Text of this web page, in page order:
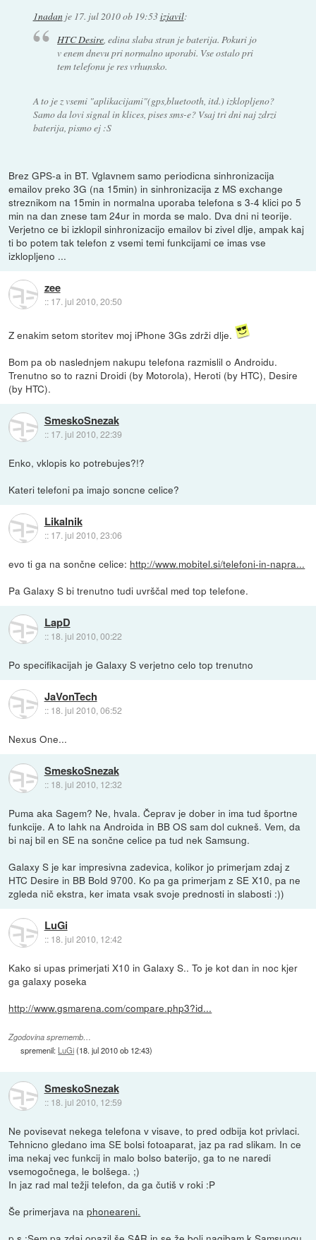
1nadanje 17. jul 2010 ob 19:53izjavil:
HTC Desire , edina slaba stran je baterija. Pokuri jo
v enem dnevu pri normalno uporabi. Vse ostalo pri
tem telefonu je res vrhunsko.
A to je z vsemi "aplikacijami"(gps,bluetooth, itd.) izklopljeno?
Samo da lovi signal in klices, pises sms-e? Vsaj tri dni naj zdrzi
baterija, pismo ej :S
Brez GPS-a in BT. Vglavnem samo periodicna sinhronizacija
emailov preko 3G (na 15min) in sinhronizacija z MS exchange
streznikom na 15min in normalna uporaba telefona s 3-4 klici po 5
min na dan znese tam 24ur in morda se malo. Dva dni ni teorije.
Verjetno ce bi izklopil sinhronizacijo emailov bi zivel dlje, ampak kaj
ti bo potem tak telefon z vsemi temi funkcijami ce imas vse
izklopljeno ...
zee
:: 17. jul 2010, 20:50
Z enakim setom storitev moj iPhone 3Gs zdrži dlje.
Bom pa ob naslednjem nakupu telefona razmislil o Androidu.
Trenutno so to razni Droidi (by Motorola), Heroti (by HTC), Desire
(by HTC).
SmeskoSnezak
:: 17. jul 2010, 22:39
Enko, vklopis ko potrebujes?!?
Kateri telefoni pa imajo soncne celice?
Likalnik
:: 17. jul 2010, 23:06
evo ti ga na sončne celice: http://www.mobitel.si/telefoni-in-napra...
Pa Galaxy S bi trenutno tudi uvrščal med top telefone.
LapD
:: 18. jul 2010, 00:22
Po specifikacijah je Galaxy S verjetno celo top trenutno
JaVonTech
:: 18. jul 2010, 06:52
Nexus One...
SmeskoSnezak
:: 18. jul 2010, 12:32
Puma aka Sagem? Ne, hvala. Čeprav je dober in ima tud športne
funkcije. A to lahk na Androida in BB OS sam dol cukneš. Vem, da
bi naj bil en SE na sončne celice pa tud nek Samsung.
Galaxy S je kar impresivna zadevica, kolikor jo primerjam zdaj z
HTC Desire in BB Bold 9700. Ko pa ga primerjam z SE X10, pa ne
zgleda nič ekstra, ker imata vsak svoje prednosti in slabosti :))
LuGi
:: 18. jul 2010, 12:42
Kako si upas primerjati X10 in Galaxy S.. To je kot dan in noc kjer
ga galaxy poseka
http://www.gsmarena.com/compare.php3?id...
Zgodovina sprememb…
spremenil: LuGi(18. jul 2010 ob 12:43)
SmeskoSnezak
:: 18. jul 2010, 12:59
Ne povisevat nekega telefona v visave, to pred odbija kot privlaci.
Tehnicno gledano ima SE bolsi fotoaparat, jaz pa rad slikam. In ce
ima nekaj vec funkcij in malo bolso baterijo, ga to ne naredi
vsemogočnega, le bolšega. ;)
In jaz rad mal težji telefon, da ga čutiš v roki :P
Še primerjava naphoneareni.